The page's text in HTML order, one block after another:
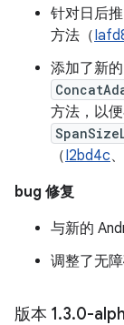
针对日后
方法（
添加了新的
方法，以
（I2bd4c、
bug 修复
与新的
调整了无
版本 1.3.0-